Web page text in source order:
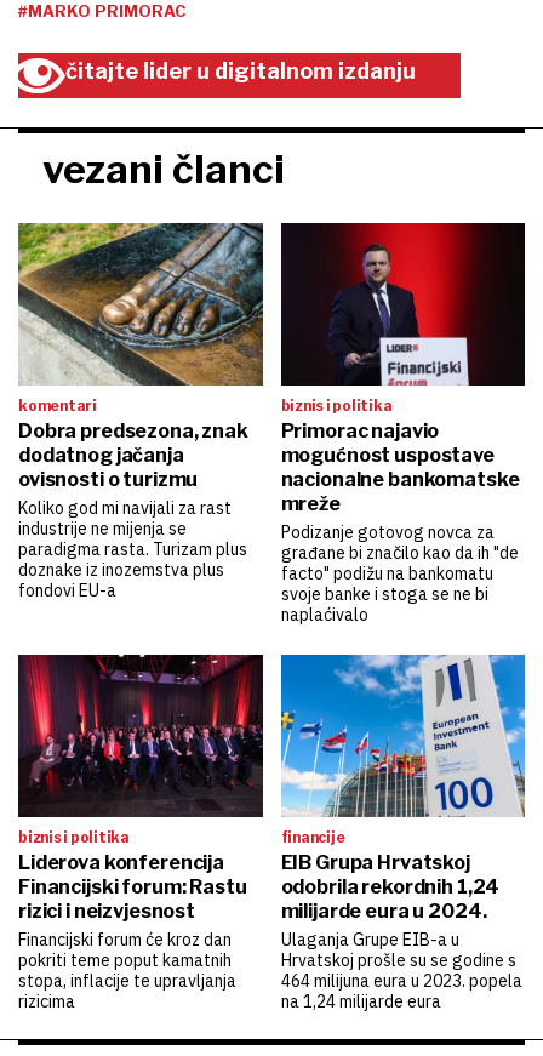
#MARKO PRIMORAC
čitajte lider u digitalnom izdanju
vezani članci
komentari
Dobra predsezona, znak
dodatnog jačanja
ovisnosti o turizmu
Koliko god mi navijali za rast
industrije ne mijenja se
paradigma rasta. Turizam plus
doznake iz inozemstva plus
fondovi EU-a
biznis i politika
Primorac najavio
mogućnost uspostave
nacionalne bankomatske
mreže
Podizanje gotovog novca za
građane bi značilo kao da ih "de
facto" podižu na bankomatu
svoje banke i stoga se ne bi
naplaćivalo
biznis i politika
Liderova konferencija
Financijski forum: Rastu
rizici i neizvjesnost
Financijski forum će kroz dan
pokriti teme poput kamatnih
stopa, inflacije te upravljanja
rizicima
financije
EIB Grupa Hrvatskoj
odobrila rekordnih 1,24
milijarde eura u 2024.
Ulaganja Grupe EIB-a u
Hrvatskoj prošle su se godine s
464 milijuna eura u 2023. popela
na 1,24 milijarde eura